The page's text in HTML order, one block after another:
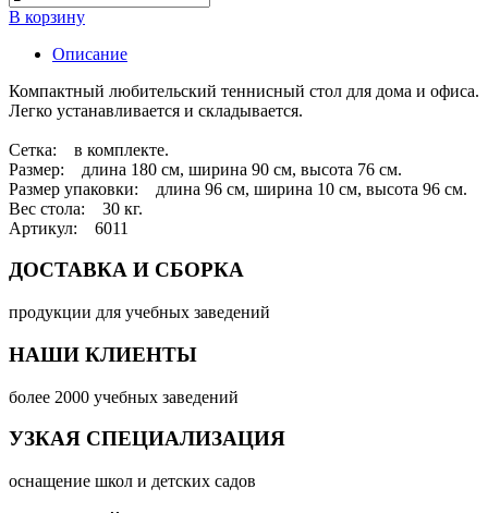
В корзину
Описание
Компактный любительский теннисный стол для дома и офиса.
Легко устанавливается и складывается.
Сетка: в комплекте.
Размер: длина 180 см, ширина 90 см, высота 76 см.
Размер упаковки: длина 96 см, ширина 10 см, высота 96 см.
Вес стола: 30 кг.
Артикул: 6011
ДОСТАВКА И СБОРКА
продукции для учебных заведений
НАШИ КЛИЕНТЫ
более 2000 учебных заведений
УЗКАЯ СПЕЦИАЛИЗАЦИЯ
оснащение школ и детских садов